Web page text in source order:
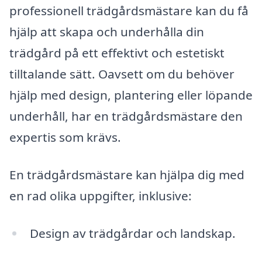
professionell trädgårdsmästare kan du få
hjälp att skapa och underhålla din
trädgård på ett effektivt och estetiskt
tilltalande sätt. Oavsett om du behöver
hjälp med design, plantering eller löpande
underhåll, har en trädgårdsmästare den
expertis som krävs.
En trädgårdsmästare kan hjälpa dig med
en rad olika uppgifter, inklusive:
Design av trädgårdar och landskap.